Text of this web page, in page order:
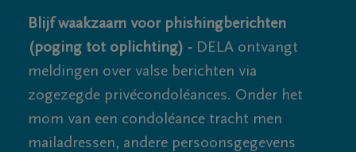
Blijf waakzaam voor phishingberichten
(poging tot oplichting) - DELA ontvangt
meldingen over valse berichten via
zogezegde privécondoléances. Onder het
mom van een condoléance tracht men
mailadressen, andere persoonsgegevens